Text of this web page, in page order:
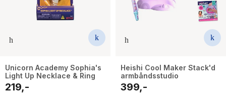
Unicorn Academy Sophia's
Light Up Necklace & Ring
219,-
Heishi Cool Maker Stack'd
armbåndsstudio
399,-